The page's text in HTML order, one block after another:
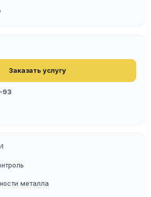
Заказать услугу
93
металла